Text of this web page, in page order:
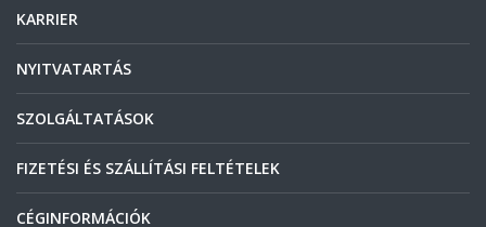
KARRIER
NYITVATARTÁS
SZOLGÁLTATÁSOK
FIZETÉSI ÉS SZÁLLÍTÁSI FELTÉTELEK
CÉGINFORMÁCIÓK